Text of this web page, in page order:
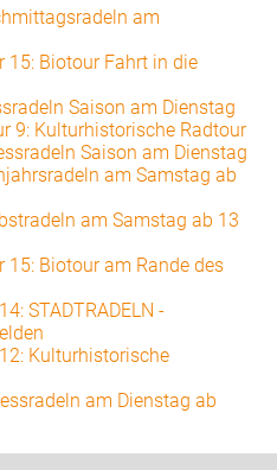
am
15: Biotour Fahrt in die
Saison am Dienstag
9: Kulturhistorische Radtour
Saison am Dienstag
am Samstag ab
am Samstag ab 13
15: Biotour am Rande des
STADTRADELN -
Kulturhistorische
am Dienstag ab